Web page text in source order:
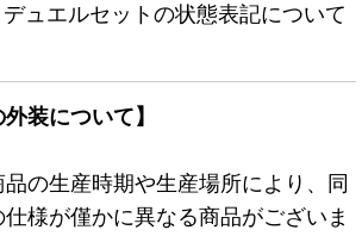
ュエルセットの状態表記について
装について】
の生産時期や生産場所により、同
様が僅かに異なる商品がございま